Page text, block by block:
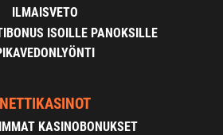
ILMAISVETO
ISOILLE PANOKSILLE
NETTIKASINOT
KASINOBONUKSET